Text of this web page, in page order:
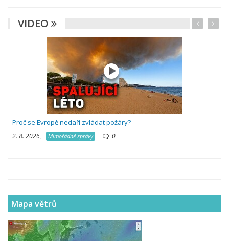
VIDEO
Proč se Evropě nedaří zvládat požáry?
2. 8. 2026, Mimořádné zprávy 0
Mapa větrů